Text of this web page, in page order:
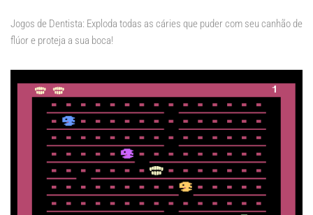
Jogos de Dentista: Exploda todas as cáries que puder com seu canhão de
flúor e proteja a sua boca!